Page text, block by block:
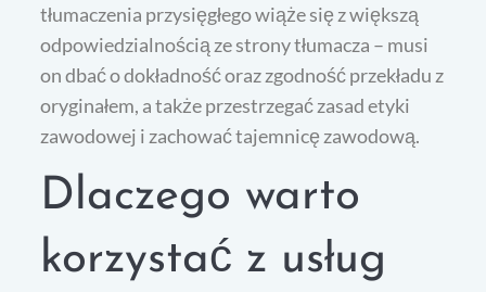
tłumaczenia przysięgłego wiąże się z większą
odpowiedzialnością ze strony tłumacza – musi
on dbać o dokładność oraz zgodność przekładu z
oryginałem, a także przestrzegać zasad etyki
zawodowej i zachować tajemnicę zawodową.
Dlaczego warto
korzystać z usług